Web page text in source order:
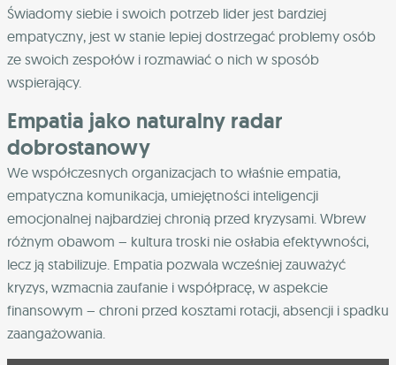
Świadomy siebie i swoich potrzeb lider jest bardziej
empatyczny, jest w stanie lepiej dostrzegać problemy osób
ze swoich zespołów i rozmawiać o nich w sposób
wspierający.
Empatia jako naturalny radar
dobrostanowy
We współczesnych organizacjach to właśnie empatia,
empatyczna komunikacja, umiejętności inteligencji
emocjonalnej najbardziej chronią przed kryzysami. Wbrew
różnym obawom – kultura troski nie osłabia efektywności,
lecz ją stabilizuje. Empatia pozwala wcześniej zauważyć
kryzys, wzmacnia zaufanie i współpracę, w aspekcie
finansowym – chroni przed kosztami rotacji, absencji i spadku
zaangażowania.